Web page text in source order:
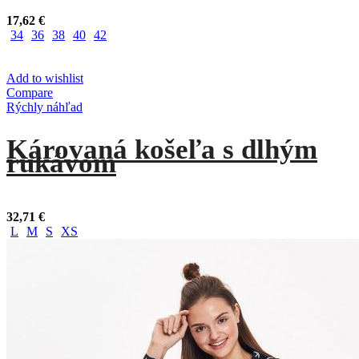
17,62 €
34 36 38 40 42
Add to wishlist
Compare
Rýchly náhľad
Károvaná košeľa s dlhým
rukávom
32,71 €
L
M S XS